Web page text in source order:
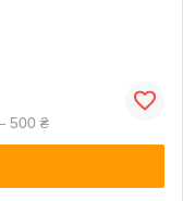
500 ₴